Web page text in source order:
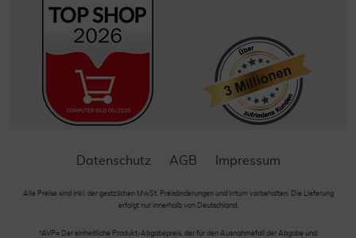
Datenschutz AGB Impressum
Alle Preise sind inkl. der gestzlichen MwSt. Preisänderungen und Irrtum vorbehalten. Die Lieferung
erfolgt nur innerhalb von Deutschland.
*AVP= Der einheitliche Produkt-Abgabepreis, der für den Ausnahmefall der Abgabe und